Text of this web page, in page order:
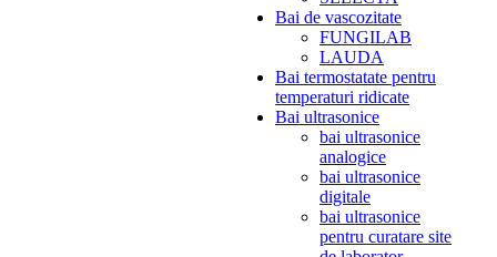
Bai de vascozitate
FUNGILAB
LAUDA
Bai termostatate pentru
temperaturi ridicate
Bai ultrasonice
bai ultrasonice
analogice
bai ultrasonice
digitale
bai ultrasonice
pentru curatare site